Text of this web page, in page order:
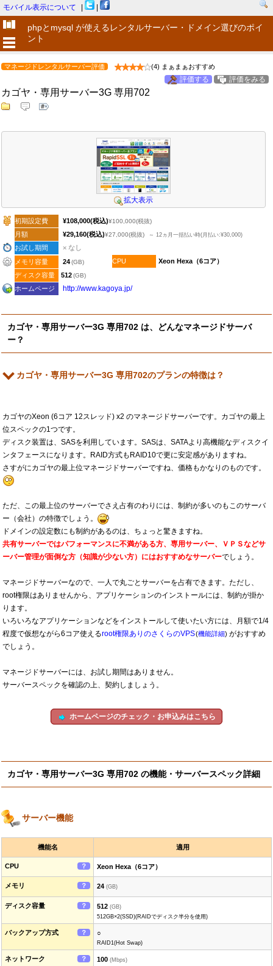
モバイル表示について
phpとmysql が使えるレンタルサーバー・ドメイン選びのポイ
ント
マネージドレンタルサーバー評価 (4) まぁまぁおすすめ
評価する 評価をみる
カゴヤ・専用サーバー3G 専用702
拡大表示
初期設定費 ¥108,000(税込)¥100,000(税抜)
月額 ¥29,160(税込)¥27,000(税抜) ～ 12ヵ月一括払い時(月払い:¥30,000)
お試し期間
× なし
メモリ容量
24(GB) CPU
Xeon Hexa（6コア）
ディスク容量
512(GB)
ホームページ http:​/​/www.kagoya.jp​/
カゴヤ・専用サーバー3G 専用702 は、どんなマネージドサーバ
ー？
カゴヤ・専用サーバー3G 専用702のプランの特徴は？
カゴヤのXeon (6コア 12スレッド) x2 のマネージドサーバーです。カゴヤの最上
位スペックの1つです。
ディスク装置は、SASを利用しています。SASは、SATAより高機能なディスクイ
ンタフェースになります。RAID方式もRAID10で更に安定感がありますね。
さすがにカゴヤの最上位マネージドサーバーですね、価格もかなりのものです。
ただ、この最上位のサーバーでさえ占有のわりには、制約が多いのもこのサーバ
ー（会社）の特徴でしょう。
ドメインの設定数にも制約があるのは、ちょっと驚きますね。
共有サーバーではパフォーマンスに不満がある方、専用サーバー、ＶＰＳなどサ
ーバー管理が面倒な方（知識が少ない方）にはおすすめなサーバーでしょう。
マネージドサーバーなので、一人で丸ごとサーバーを占有できます。ただし、
root権限はありませんから、アプリケーションのインストールには、制約が掛か
ります。
いろいろなアプリケーションなどをインストールして使いたい方には、月額で1/4
程度で仮想ながら6コア使えるroot権限ありのさくらのVPS(機能詳細) がおすすめ
でしょう。
マネージドサーバーには、お試し期間はありません。
サーバースペックを確認の上、契約しましょう。
ホームページのチェック・お申込みはこちら
カゴヤ・専用サーバー3G 専用702 の機能・サーバースペック詳細
サーバー機能
機能名 適用
CPU ？ Xeon Hexa（6コア）
メモリ ？ 24 (GB)
ディスク容量 ？ 512 (GB)
512GB×2(SSD)(RAIDでディスク半分を使用)
バックアップ方式 ？ ○
RAID1(Hot Swap)
ネットワーク ？ 100 (Mbps)